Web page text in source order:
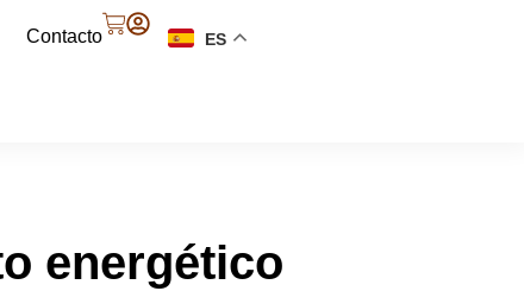
Contacto ES
energético